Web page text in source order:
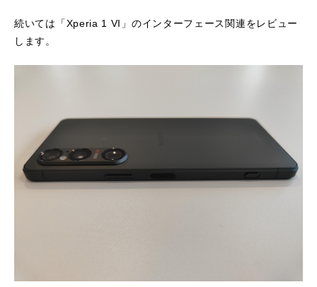
続いては「Xperia 1 VI」のインターフェース関連をレビュー
します。